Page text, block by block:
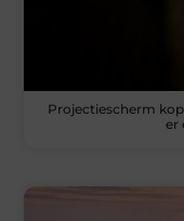
Projectiescherm
er